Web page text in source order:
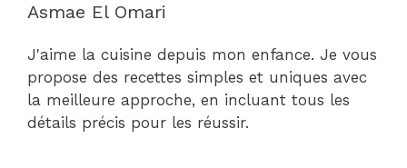
Asmae El Omari
J'aime la cuisine depuis mon enfance. Je vous
propose des recettes simples et uniques avec
la meilleure approche, en incluant tous les
détails précis pour les réussir.